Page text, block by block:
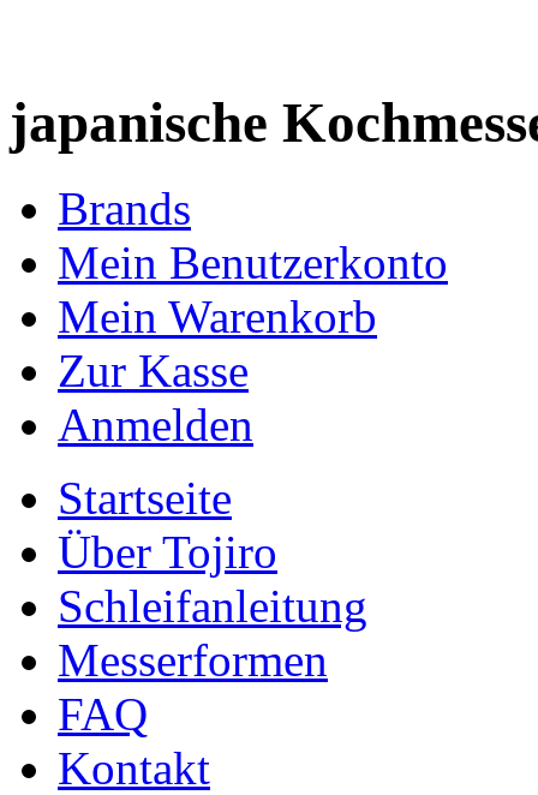
japanische
Brands
Mein Benutzerkonto
Mein Warenkorb
Zur Kasse
Anmelden
Startseite
Über Tojiro
Schleifanleitung
Messerformen
FAQ
Kontakt